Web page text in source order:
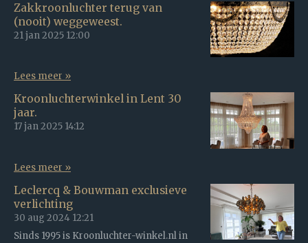
Zakkroonluchter terug van
(nooit) weggeweest.
21 jan 2025 12:00
Lees meer »
Kroonluchterwinkel in Lent 30
jaar.
17 jan 2025 14:12
Lees meer »
Leclercq & Bouwman exclusieve
verlichting
30 aug 2024 12:21
Sinds 1995 is Kroonluchter-winkel.nl in